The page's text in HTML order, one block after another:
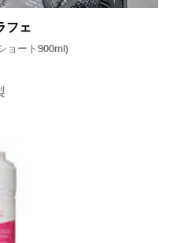
フェ
ョート900ml)